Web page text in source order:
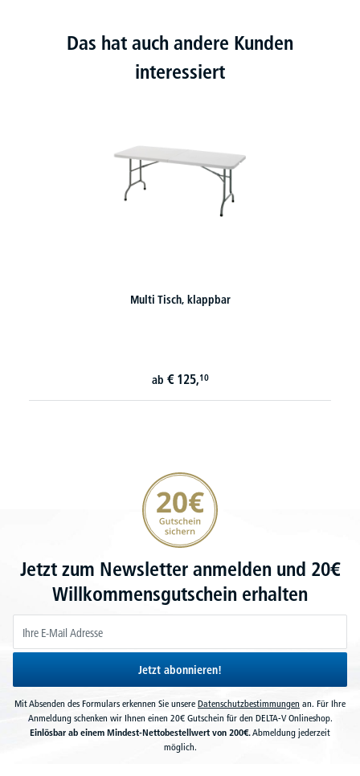
Das hat auch andere Kunden
interessiert
Multi Tisch, klappbar
ab € 125,10
20€ Gutschein sichern
Jetzt zum Newsletter anmelden und 20€
Willkommensgutschein erhalten
Jetzt abonnieren!
Mit Absenden des Formulars erkennen Sie unsere Datenschutzbestimmungen an. Für Ihre
Anmeldung schenken wir Ihnen einen 20€ Gutschein für den DELTA-V Onlineshop.
Einlösbar ab einem Mindest-Nettobestellwert von 200€.Abmeldung jederzeit
möglich.